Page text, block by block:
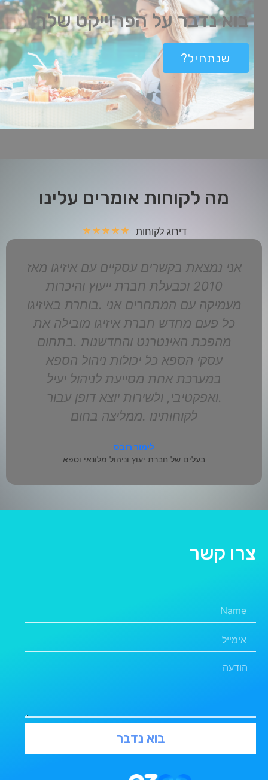
בוא נדבר על הפרוייקט שלך
שנתחיל?
מה לקוחות אומרים עלינו
דירוג לקוחות ★
★
★
★
★
כלקוחה מרוצה מאד קרוב ל-8 שנים, יכולה
להעיד שמדובר במערכת חכמה,
המותאמת לעסקי ספא ,ואירוח. ידידותית
למשתמש, פשוטה לתפעול אפשרות
הזמנת טיפולים והתוספות אונליין הגדילה
.את היקפי המכירות תוך חסכון בעלויות
התפעול אין ספק שאיזיגו זו הבחירה
המובילה לכל עסק .שרוצה להוביל בתחומו
צרו קשר
בוא נדבר